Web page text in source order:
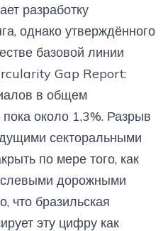
разработку
однако утверждённого
базовой линии
Gap Report:
в общем
около 1,3%. Разрыв
секторальными
по мере того, как
дорожными
что бразильская
эту цифру как